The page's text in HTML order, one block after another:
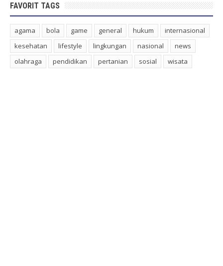
FAVORIT TAGS
agama bola game general hukum
internasional
kesehatan
lifestyle lingkungan nasional
news
olahraga
pendidikan pertanian sosial wisata